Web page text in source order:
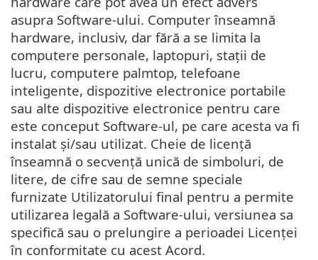
asupra Software-ului. Computer înseamnă
hardware, inclusiv, dar fără a se limita la
computere personale, laptopuri, stații de
lucru, computere palmtop, telefoane
inteligente, dispozitive electronice portabile
sau alte dispozitive electronice pentru care
este conceput Software-ul, pe care acesta va fi
instalat și/sau utilizat. Cheie de licență
înseamnă o secvență unică de simboluri, de
litere, de cifre sau de semne speciale
furnizate Utilizatorului final pentru a permite
utilizarea legală a Software-ului, versiunea sa
specifică sau o prelungire a perioadei Licenței
în conformitate cu acest Acord.